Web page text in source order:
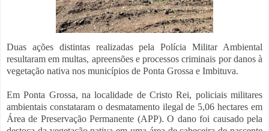
Duas ações distintas realizadas pela Polícia Militar Ambiental
resultaram em multas, apreensões e processos criminais por danos à
vegetação nativa nos municípios de Ponta Grossa e Imbituva.
Em Ponta Grossa, na localidade de Cristo Rei, policiais militares
ambientais constataram o desmatamento ilegal de 5,06 hectares em
Área de Preservação Permanente (APP). O dano foi causado pela